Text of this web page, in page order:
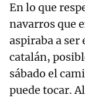
En lo que
navarros que
aspiraba a ser
catalán,
sábado el
puede tocar.